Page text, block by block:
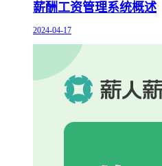
薪酬工资管理系统概述
2024-04-17